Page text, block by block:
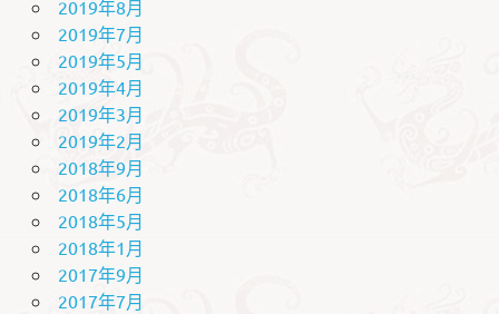
2019年8月
2019年7月
2019年5月
2019年4月
2019年3月
2019年2月
2018年9月
2018年6月
2018年5月
2018年1月
2017年9月
2017年7月